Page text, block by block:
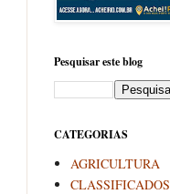
Pesquisar este blog
CATEGORIAS
AGRICULTURA
CLASSIFICADOS